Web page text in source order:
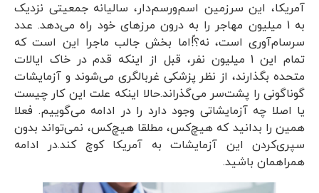
آمریکا، این سرزمین اسم‌ورسم‌دار، سالیانه جمعیتی نزدیک
به 1 میلیون مهاجر را به درون مرزهای خود راه می‌دهد. عدد
سرسام‌آوری است، نه؟ً!اما بخش جالب ماجرا این است که
تمام این 1 میلیون نفر، قبل از اینکه قدم در خاک ایالات
متحده بگذارند، از نظر پزشکی غربالگری می‌شوند و آزمایشات
گوناگونی را پشت‌سر می‌گذراند.حالا اینکه علت این کار چیست
یا اصلا چه آزمایشاتی وجود دارد را در ادامه می‌گوییم. فعلا
همین را بدانید که هیچ‌کس، مطلقا هیچ‌کس، نمی‌تواند بدون
سپری‌کردن این آزمایشات به آمریکا کوچ کند.در ادامه
همراهمان باشید.